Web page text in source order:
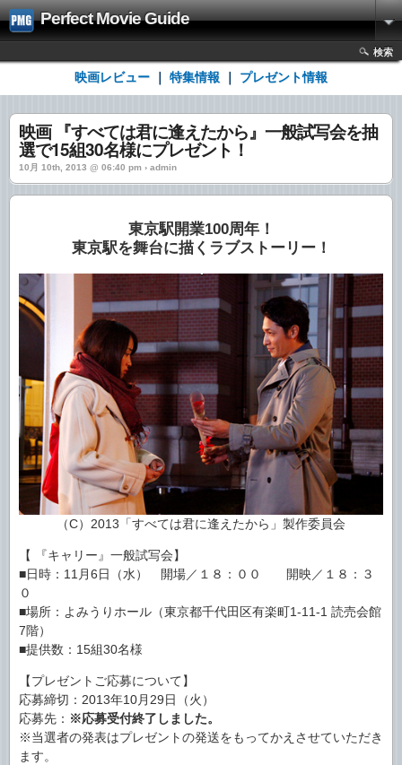
Perfect Movie Guide
検索
映画レビュー 特集情報 プレゼント情報
映画 『すべては君に逢えたから』一般試写会を抽
選で15組30名様にプレゼント！
10月 10th, 2013 @ 06:40 pm › admin
東京駅開業100周年！
東京駅を舞台に描くラブストーリー！
（C）2013「すべては君に逢えたから」製作委員会
【 『キャリー』一般試写会】
■日時：11月6日（水） 開場／１８：００ 開映／１８：３
０
■場所：よみうりホール（東京都千代田区有楽町1-11-1 読売会館
7階）
■提供数：15組30名様
【プレゼントご応募について】
応募締切：2013年10月29日（火）
応募先： ※応募受付終了しました。
※当選者の発表はプレゼントの発送をもってかえさせていただき
ます。